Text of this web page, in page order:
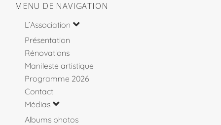
MENU DE NAVIGATION
L’Association
Présentation
Rénovations
Manifeste artistique
Programme 2026
Contact
Médias
Albums photos